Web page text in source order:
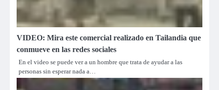
VIDEO: Mira este comercial realizado en Tailandia que
conmueve en las redes sociales
En el video se puede ver a un hombre que trata de ayudar a las
personas sin esperar nada a…